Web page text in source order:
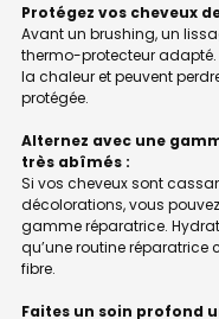
Protégez vos cheveux
Avant un brushing, un
thermo-protecteur adapté.
la chaleur et peuvent
protégée.
Alternez avec une
très abîmés :
Si vos cheveux sont
décolorations, vous
gamme réparatrice.
qu’une routine
fibre.
Faites un soin profond